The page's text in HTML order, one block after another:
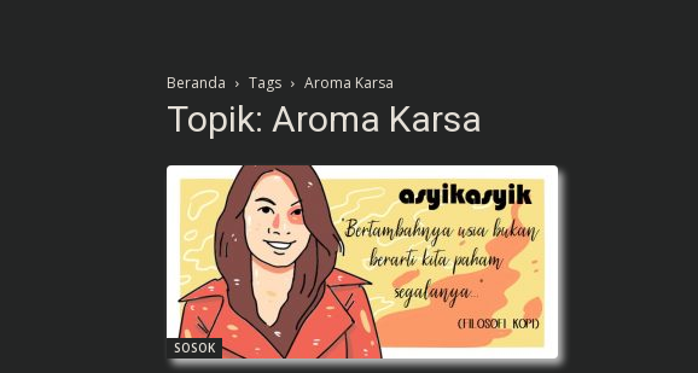
Beranda Tags Aroma Karsa
Topik: Aroma Karsa
SOSOK